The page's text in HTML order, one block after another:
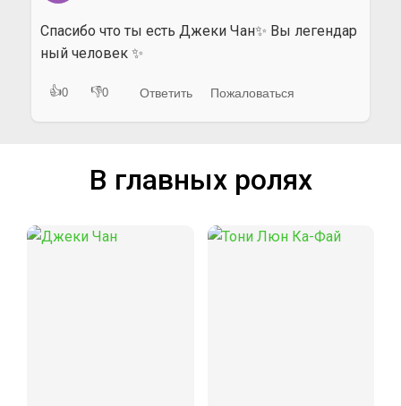
Спасибо что ты есть Джеки Чан✨️ Вы легендар
ный человек ✨️
👍0 👎0 Ответить Пожаловаться
В главных ролях